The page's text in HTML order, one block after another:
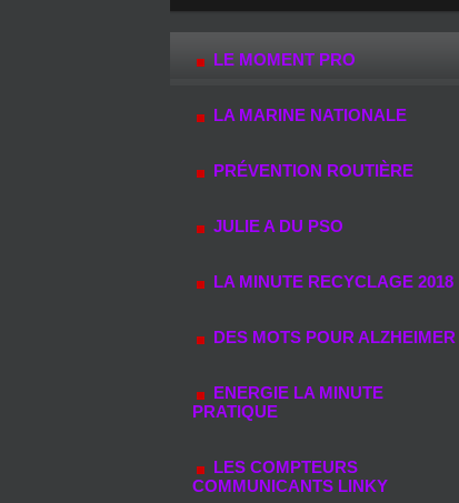
LE MOMENT PRO
LA MARINE NATIONALE
PRÉVENTION ROUTIÈRE
JULIE A DU PSO
LA MINUTE RECYCLAGE 2018
DES MOTS POUR ALZHEIMER
ENERGIE LA MINUTE
PRATIQUE
LES COMPTEURS
COMMUNICANTS LINKY